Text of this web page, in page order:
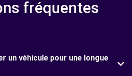
fréquentes
un véhicule pour une longue